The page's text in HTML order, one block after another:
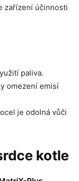
zařízení účinnosti
paliva.
omezení emisí
je odolná vůči
kotle